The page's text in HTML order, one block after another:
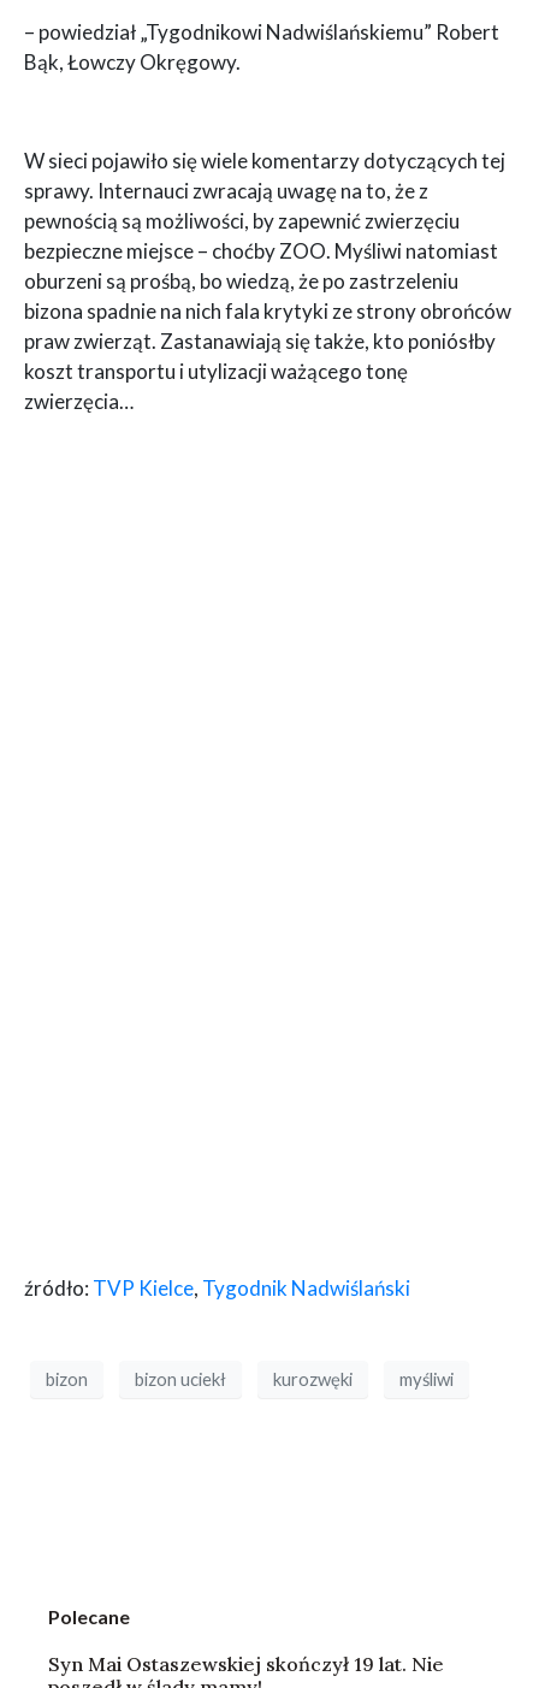
– powiedział „Tygodnikowi Nadwiślańskiemu” Robert
Bąk, Łowczy Okręgowy.
W sieci pojawiło się wiele komentarzy dotyczących tej
sprawy. Internauci zwracają uwagę na to, że z
pewnością są możliwości, by zapewnić zwierzęciu
bezpieczne miejsce – choćby ZOO. Myśliwi natomiast
oburzeni są prośbą, bo wiedzą, że po zastrzeleniu
bizona spadnie na nich fala krytyki ze strony obrońców
praw zwierząt. Zastanawiają się także, kto poniósłby
koszt transportu i utylizacji ważącego tonę
zwierzęcia…
źródło: TVP Kielce, Tygodnik Nadwiślański
bizon bizon uciekł kurozwęki myśliwi
Polecane
Syn Mai Ostaszewskiej skończył 19 lat. Nie